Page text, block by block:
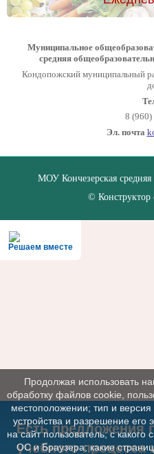
Муниципальное
средняя
Кондопожский муниципальный
8 (960)
Эл. почта
МОУ Кончезерская средняя
© Конструктор
Решаем вместе
Есть предложения
учебного процесса
Продолжая использовать
обработку файлов cookie,
местоположении; тип и
устройства и разрешение его
на сайт пользователь; с
ОС и Браузера; какие